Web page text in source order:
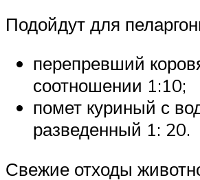
Подойдут для
перепревший
соотношении 1:10;
помет куриный с
разведенный 1: 20.
Свежие отходы